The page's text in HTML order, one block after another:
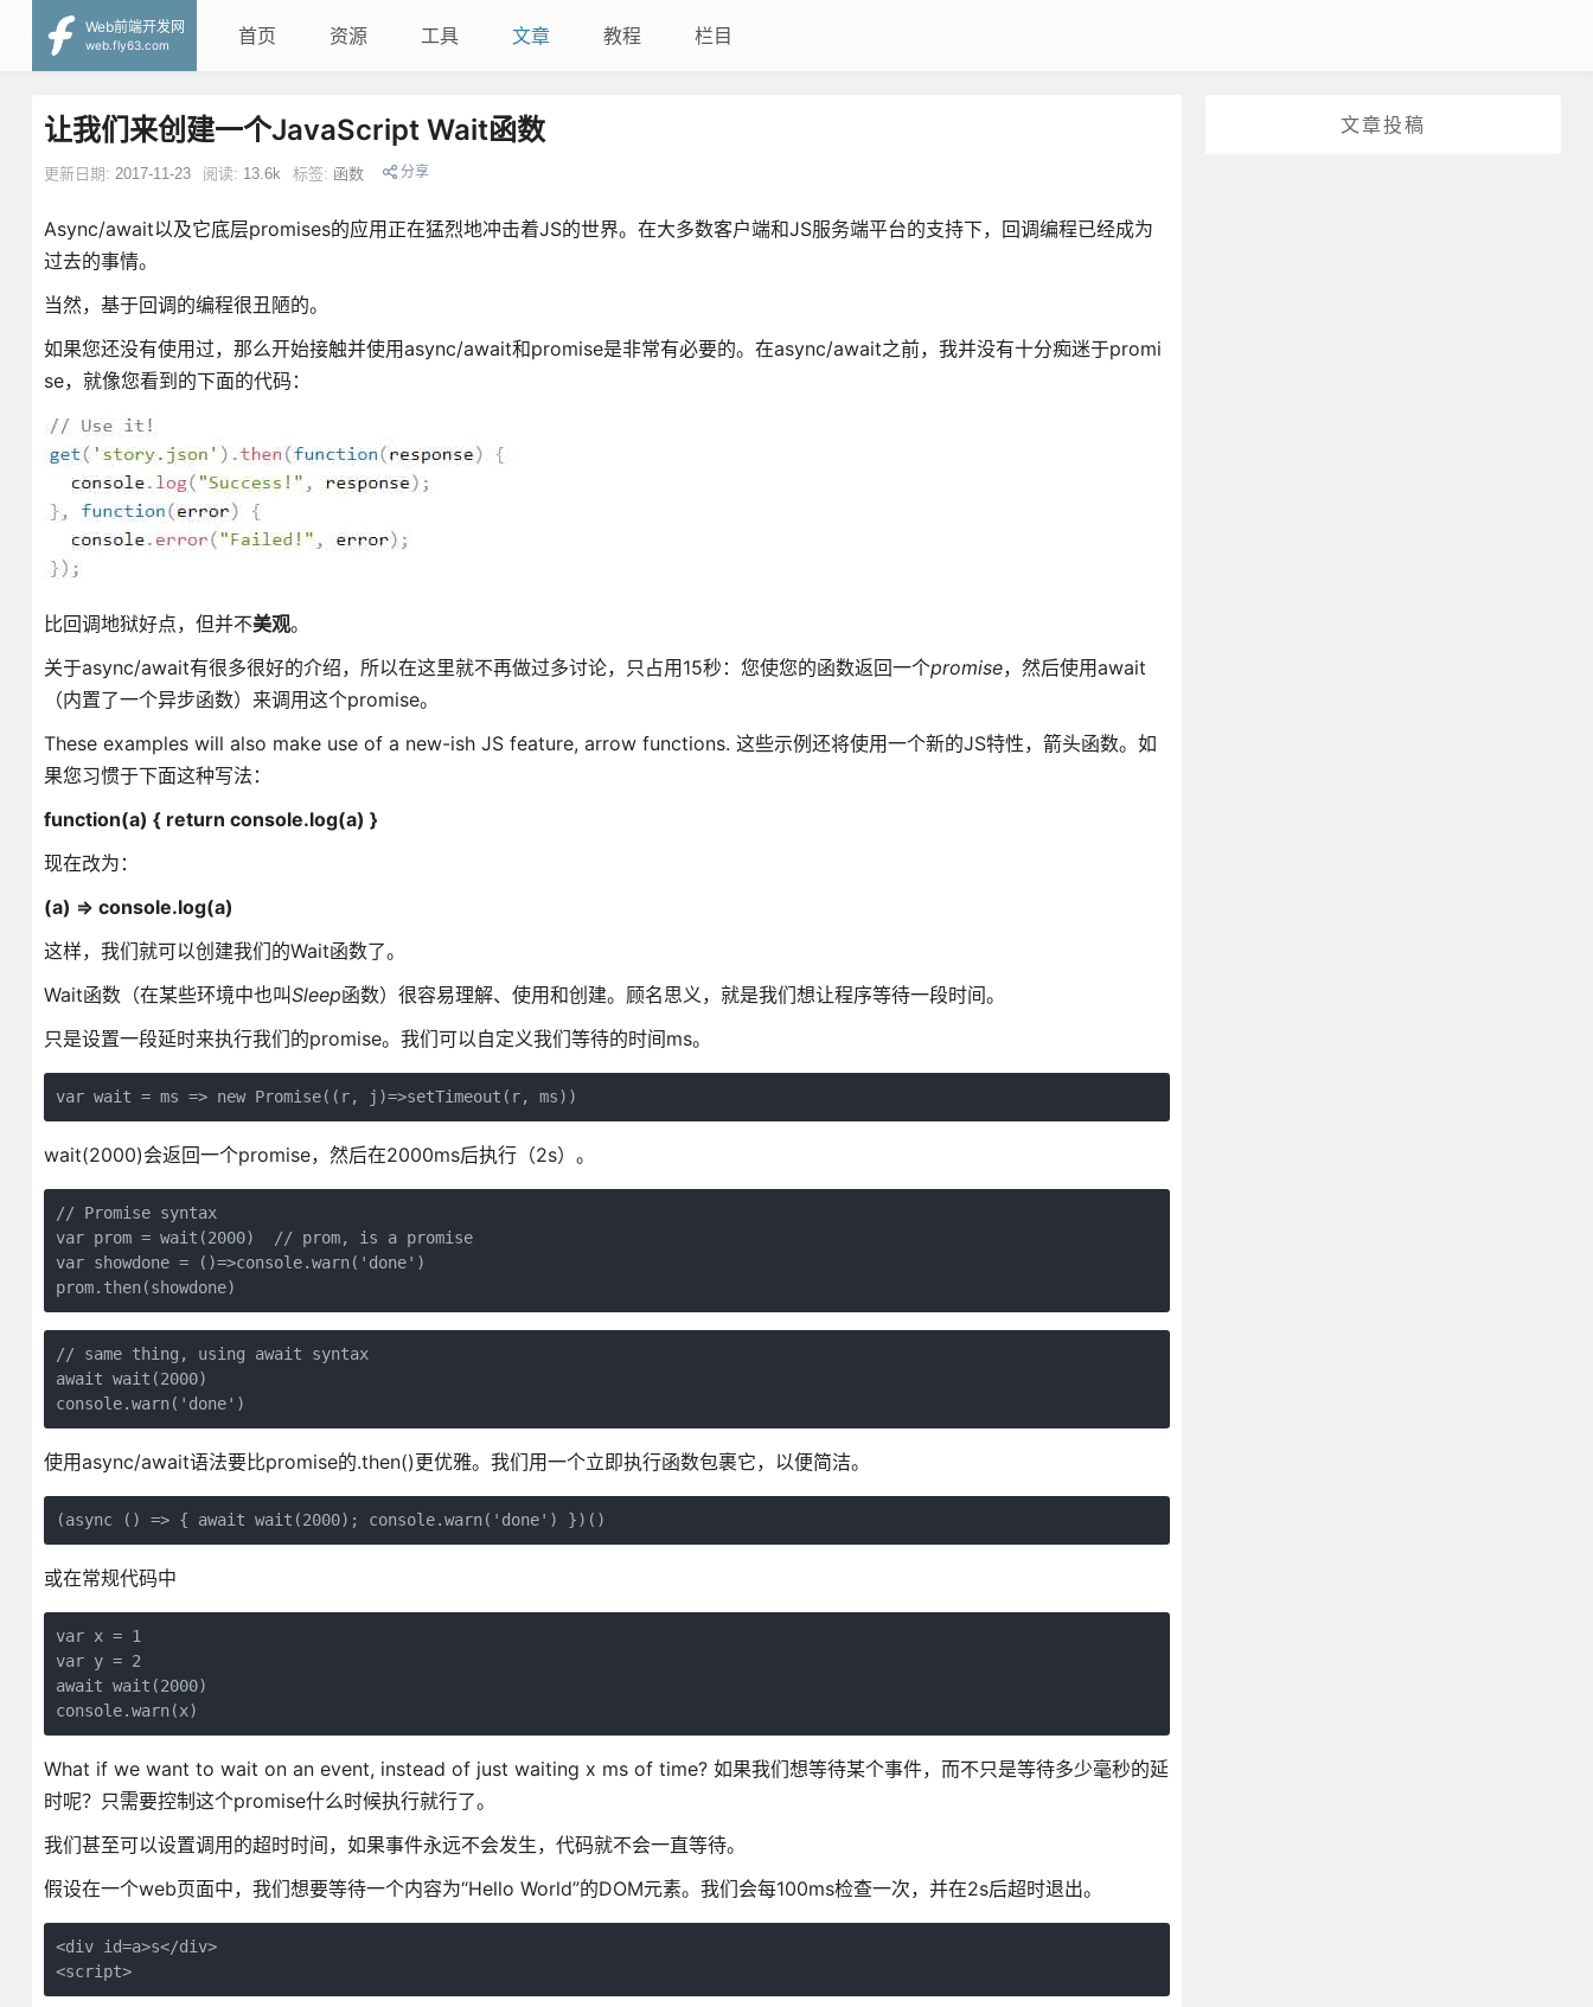
Web前端开发网
web.fly63.com
首页 资源 工具 文章 教程 栏目
文章投稿
让我们来创建一个JavaScript Wait函数
更新日期: 2017-11-23 阅读: 13.6k 标签: 函数 分享
Async/await以及它底层promises的应用正在猛烈地冲击着JS的世界。在大多数客户端和JS服务端平台的支持下，回调编程已经成为
过去的事情。
当然，基于回调的编程很丑陋的。
如果您还没有使用过，那么开始接触并使用async/await和promise是非常有必要的。在async/await之前，我并没有十分痴迷于promi
se，就像您看到的下面的代码：
比回调地狱好点，但并不美观。
关于async/await有很多很好的介绍，所以在这里就不再做过多讨论，只占用15秒：您使您的函数返回一个promise，然后使用await
（内置了一个异步函数）来调用这个promise。
These examples will also make use of a new-ish JS feature, arrow functions. 这些示例还将使用一个新的JS特性，箭头函数。如
果您习惯于下面这种写法：
function(a) { return console.log(a) }
现在改为：
(a) => console.log(a)
这样，我们就可以创建我们的Wait函数了。
Wait函数（在某些环境中也叫Sleep函数）很容易理解、使用和创建。顾名思义，就是我们想让程序等待一段时间。
只是设置一段延时来执行我们的promise。我们可以自定义我们等待的时间ms。
wait(2000)会返回一个promise，然后在2000ms后执行（2s）。
// Promise syntax
var prom = wait(2000)  // prom, is a promise
var showdone = ()=>console.warn('done')
// same thing, using await syntax
await wait(2000)
使用async/await语法要比promise的.then()更优雅。我们用一个立即执行函数包裹它，以便简洁。
或在常规代码中
var x = 1
var y = 2
await wait(2000)
What if we want to wait on an event, instead of just waiting x ms of time? 如果我们想等待某个事件，而不只是等待多少毫秒的延
时呢？只需要控制这个promise什么时候执行就行了。
我们甚至可以设置调用的超时时间，如果事件永远不会发生，代码就不会一直等待。
假设在一个web页面中，我们想要等待一个内容为“Hello World”的DOM元素。我们会每100ms检查一次，并在2s后超时退出。
<div id=a>s</div>
<script>